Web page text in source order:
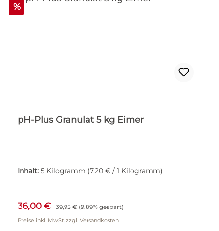
Rabatt
%
pH-Plus Granulat 5 kg Eimer
Inhalt: 5 Kilogramm (7,20 € / 1 Kilogramm)
Verkaufspreis:
36,00 € Regulärer Preis:
39,95 € (9.89% gespart)
Preise inkl. MwSt. zzgl. Versandkosten